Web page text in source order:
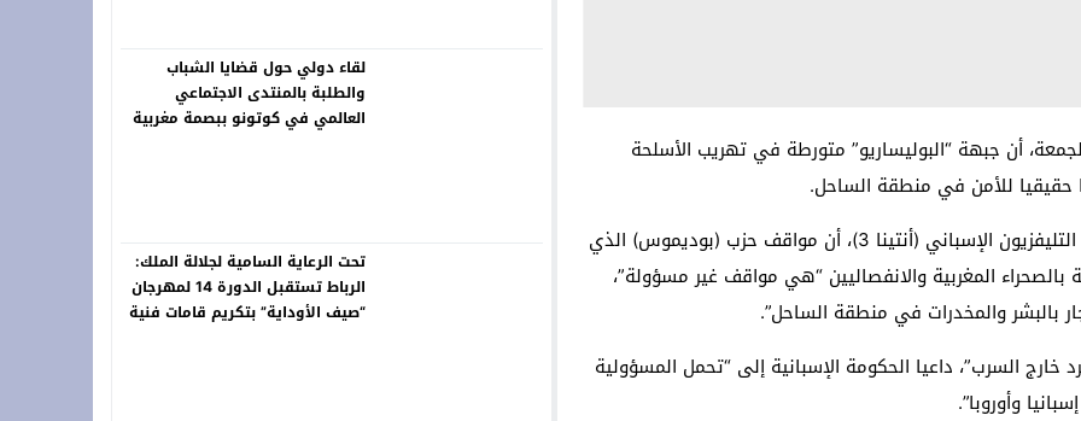
أن جبهة “البوليساريو” متورطة في تهريب الأسلحة
حقيقيا للأمن في منطقة الساحل.
واعتبر السيد فالس الذي حل ضيفا في برنامج على قناة التليفزيون الإسباني (أنتينا 3)، أن مواقف حزب (بوديموس) الذي
بالصحراء المغربية والانفصاليين “هي مواقف غير مسؤولة”،
بالبشر والمخدرات في منطقة الساحل”.
خارج السرب”، داعيا الحكومة الإسبانية إلى “تحمل المسؤولية
وأوروبا”.
لقاء دولي حول قضايا الشباب
والطلبة بالمنتدى الاجتماعي
العالمي في كوتونو ببصمة مغربية
تحت الرعاية السامية لجلالة الملك:
الرباط تستقبل الدورة 14 لمهرجان
“صيف الأوداية” بتكريم قامات فنية